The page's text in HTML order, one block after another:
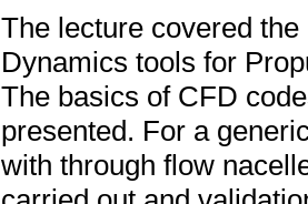
The lecture covered
Dynamics tools for
The basics of CFD
presented. For a
with through flow